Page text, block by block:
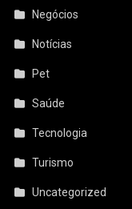
Negócios
Notícias
Pet
Saúde
Tecnologia
Turismo
Uncategorized